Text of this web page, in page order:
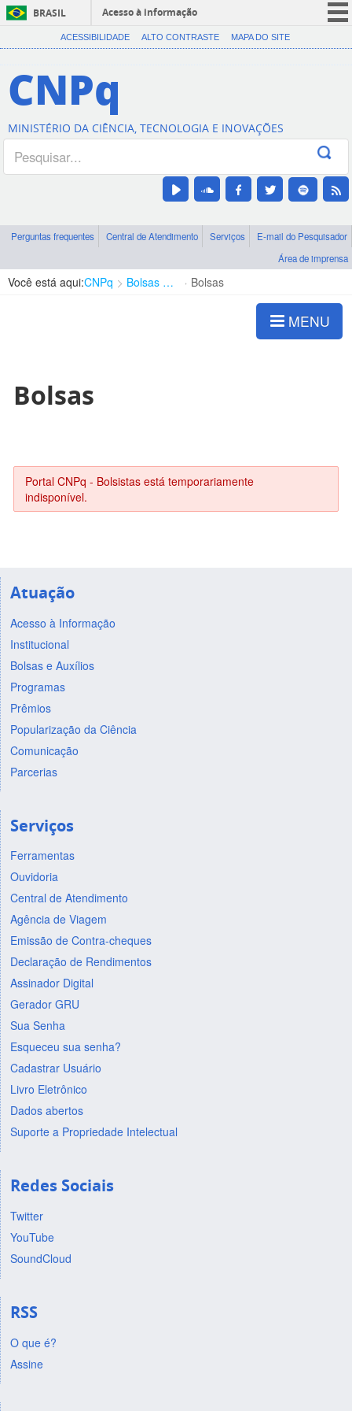
BRASIL
Acesso à informação
CORONAVÍRUS (COVID-19)
Canais
ACESSIBILIDADE ALTO CONTRASTE MAPA DO SITE
CNPq
MINISTÉRIO DA CIÊNCIA, TECNOLOGIA E INOVAÇÕES
Perguntas frequentes Central de Atendimento Serviços
E-mail do Pesquisador
Área de imprensa
Você está aqui:CNPq Bolsas e Auxílios Vigentes Bolsas
MENU
Bolsas
Portal CNPq - Bolsistas está temporariamente
indisponível.
Atuação
Acesso à Informação
Institucional
Bolsas e Auxílios
Programas
Prêmios
Popularização da Ciência
Comunicação
Parcerias
Serviços
Ferramentas
Ouvidoria
Central de Atendimento
Agência de Viagem
Emissão de Contra-cheques
Declaração de Rendimentos
Assinador Digital
Gerador GRU
Sua Senha
Esqueceu sua senha?
Cadastrar Usuário
Livro Eletrônico
Dados abertos
Suporte a Propriedade Intelectual
Redes Sociais
Twitter
YouTube
SoundCloud
RSS
O que é?
Assine